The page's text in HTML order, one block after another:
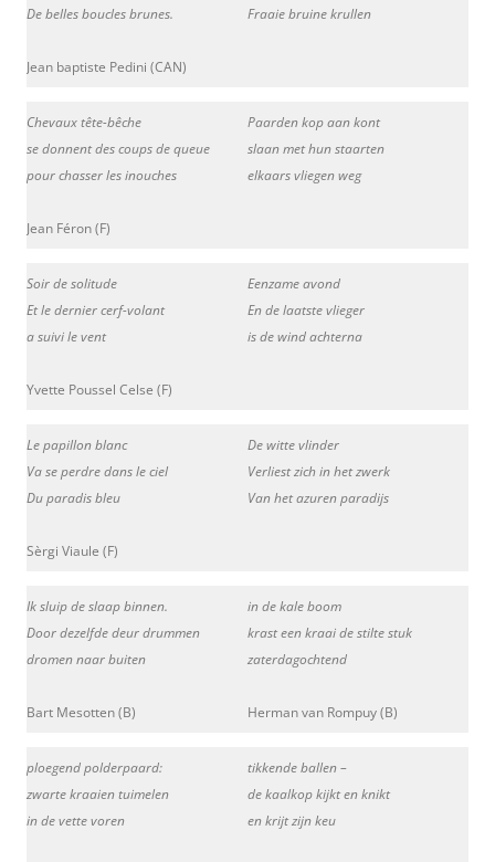
De belles boucles brunes.
Jean baptiste Pedini (CAN)
Fraaie bruine krullen
Chevaux tête-bêche
se donnent des coups de queue
pour chasser les inouches
Jean Féron (F)
Paarden kop aan kont
slaan met hun staarten
elkaars vliegen weg
Soir de solitude
Et le dernier cerf-volant
a suivi le vent
Yvette Poussel Celse (F)
Eenzame avond
En de laatste vlieger
is de wind achterna
Le papillon blanc
Va se perdre dans le ciel
Du paradis bleu
Sèrgi Viaule (F)
De witte vlinder
Verliest zich in het zwerk
Van het azuren paradijs
Ik sluip de slaap binnen.
Door dezelfde deur drummen
dromen naar buiten
Bart Mesotten (B)
in de kale boom
krast een kraai de stilte stuk
zaterdagochtend
Herman van Rompuy (B)
ploegend polderpaard:
zwarte kraaien tuimelen
in de vette voren
tikkende ballen –
de kaalkop kijkt en knikt
en krijt zijn keu